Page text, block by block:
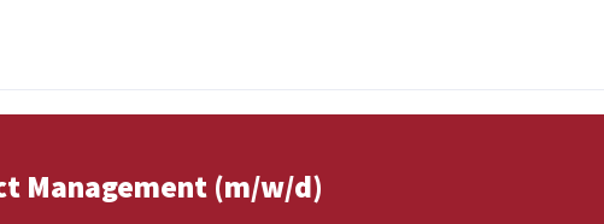
Management (m/w/d)